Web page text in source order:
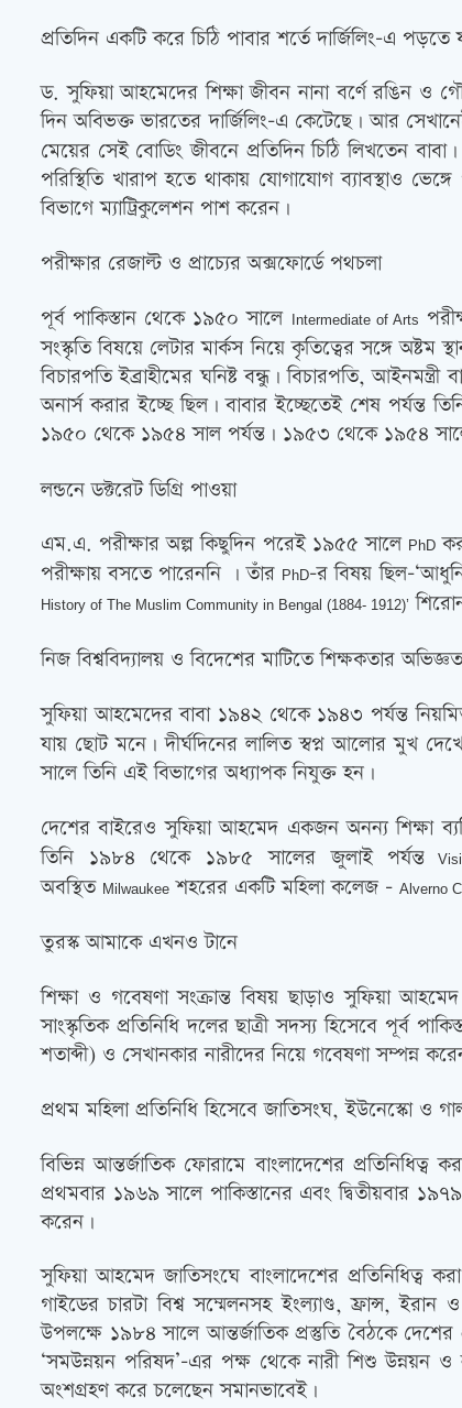
প্রতিদিন একটি করে চিঠি পাবার শর্তে দার্জিলিং-এ পড়তে
ড. সুফিয়া আহমেদের শিক্ষা জীবন নানা বর্ণে রঙিন ও
দিন অবিভক্ত ভারতের দার্জিলিং-এ কেটেছে। আর
মেয়ের সেই বোডিং জীবনে প্রতিদিন চিঠি লিখতেন
পরিস্থিতি খারাপ হতে থাকায় যোগাযোগ ব্যাবস্থাও
বিভাগে ম্যাট্রিকুলেশন পাশ করেন।
পরীক্ষার রেজাল্ট ও প্রাচ্যের অক্সফোর্ডে পথচলা
পূর্ব পাকিস্তান থেকে ১৯৫০ সালে
Intermediate of Arts
সংস্কৃতি বিষয়ে লেটার মার্কস নিয়ে কৃতিত্বের সঙ্গে
বিচারপতি ইব্রাহীমের ঘনিষ্ট বন্ধু। বিচারপতি,
অনার্স করার ইচ্ছে ছিল। বাবার ইচ্ছেতেই শেষ পর্যন্ত
১৯৫০ থেকে ১৯৫৪ সাল পর্যন্ত। ১৯৫৩ থেকে ১৯৫৪
লন্ডনে ডক্টরেট ডিগ্রি পাওয়া
এম.এ. পরীক্ষার অল্প কিছুদিন পরেই ১৯৫৫ সালে PhD
পরীক্ষায় বসতে পারেননি । তাঁর PhD-র বিষয় ছিল-
History of The Muslim Community in Bengal (1884- 1912)’
নিজ বিশ্ববিদ্যালয় ও বিদেশের মাটিতে শিক্ষকতার
সুফিয়া আহমেদের বাবা ১৯৪২ থেকে ১৯৪৩ পর্যন্ত নিয়মিত
যায় ছোট মনে। দীর্ঘদিনের লালিত স্বপ্ন আলোর মুখ
সালে তিনি এই বিভাগের অধ্যাপক নিযুক্ত হন।
দেশের বাইরেও সুফিয়া আহমেদ একজন অনন্য শিক্ষা
তিনি ১৯৮৪ থেকে ১৯৮৫ সালের জুলাই পর্যন্ত
অবস্থিত Milwaukee শহরের একটি মহিলা কলেজ – Alverno
তুরস্ক আমাকে এখনও টানে
শিক্ষা ও গবেষণা সংক্রান্ত বিষয় ছাড়াও সুফিয়া আহমেদ
সাংস্কৃতিক প্রতিনিধি দলের ছাত্রী সদস্য হিসেবে পূর্ব
শতাব্দী) ও সেখানকার নারীদের নিয়ে গবেষণা সম্পন্ন
প্রথম মহিলা প্রতিনিধি হিসেবে জাতিসংঘ, ইউনেস্কো ও
বিভিন্ন আন্তর্জাতিক ফোরামে বাংলাদেশের
প্রথমবার ১৯৬৯ সালে পাকিস্তানের এবং দ্বিতীয়বার
করেন।
সুফিয়া আহমেদ জাতিসংঘে বাংলাদেশের প্রতিনিধিত্ব
গাইডের চারটা বিশ্ব সম্মেলনসহ ইংল্যাণ্ড, ফ্রান্স,
উপলক্ষে ১৯৮৪ সালে আন্তর্জাতিক প্রস্তুতি বৈঠকে
‘সমউন্নয়ন পরিষদ’-এর পক্ষ থেকে নারী শিশু উন্নয়ন ও
অংশগ্রহণ করে চলেছেন সমানভাবেই।